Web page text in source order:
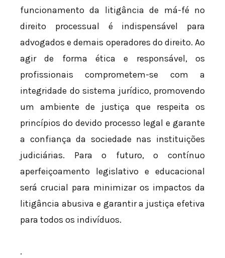
funcionamento da litigância de má-fé no
direito processual é indispensável para
advogados e demais operadores do direito. Ao
agir de forma ética e responsável, os
profissionais comprometem-se com a
integridade do sistema jurídico, promovendo
um ambiente de justiça que respeita os
princípios do devido processo legal e garante
a confiança da sociedade nas instituições
judiciárias. Para o futuro, o contínuo
aperfeiçoamento legislativo e educacional
será crucial para minimizar os impactos da
litigância abusiva e garantir a justiça efetiva
para todos os indivíduos.
.